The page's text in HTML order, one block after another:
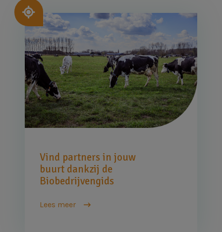
Afbeelding
Vind partners in jouw
buurt dankzij de
Biobedrijvengids
Lees meer